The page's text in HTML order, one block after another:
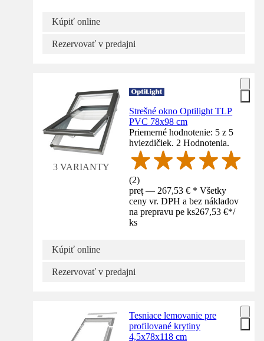
Kúpiť online
Rezervovať v predajni
3 VARIANTY
Strešné okno Optilight TLP
PVC 78x98 cm
Priemerné hodnotenie: 5 z 5
hviezdičiek. 2 Hodnotenia.
(2)
preț — 267,53 € * Všetky
ceny vr. DPH a bez nákladov
na prepravu pe ks267,53 €*/
ks
Kúpiť online
Rezervovať v predajni
Tesniace lemovanie pre
profilované krytiny
4,5x78x118 cm